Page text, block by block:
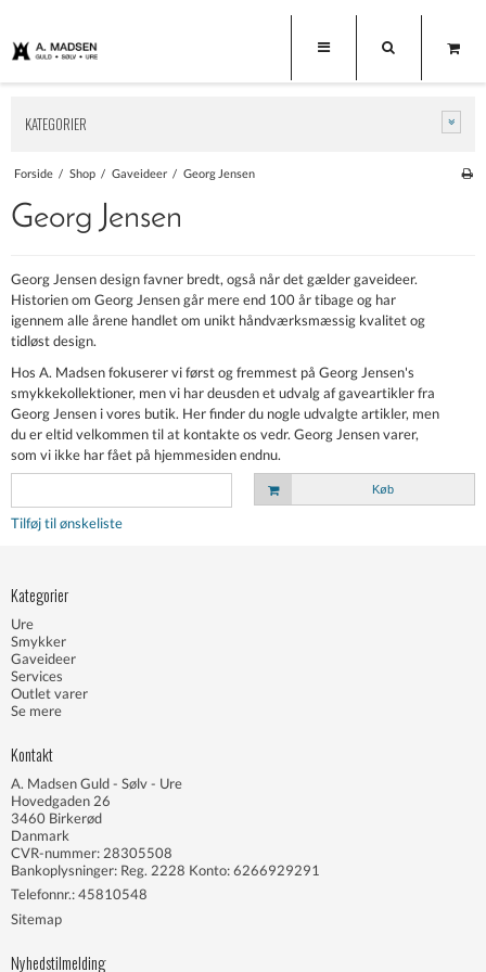
KATEGORIER
Forside / Shop / Gaveideer / Georg Jensen
Georg Jensen
Georg Jensen design favner bredt, også når det gælder gaveideer.
Historien om Georg Jensen går mere end 100 år tibage og har
igennem alle årene handlet om unikt håndværksmæssig kvalitet og
tidløst design.
Hos A. Madsen fokuserer vi først og fremmest på Georg Jensen's
smykkekollektioner, men vi har deusden et udvalg af gaveartikler fra
Georg Jensen i vores butik. Her finder du nogle udvalgte artikler, men
du er eltid velkommen til at kontakte os vedr. Georg Jensen varer,
som vi ikke har fået på hjemmesiden endnu.
Køb
Tilføj til ønskeliste
Kategorier
Ure
Smykker
Gaveideer
Services
Outlet varer
Se mere
Kontakt
A. Madsen Guld - Sølv - Ure
Hovedgaden 26
3460 Birkerød
Danmark
CVR-nummer: 28305508
Bankoplysninger: Reg. 2228 Konto: 6266929291
Telefonnr.:45810548
Sitemap
Nyhedstilmelding